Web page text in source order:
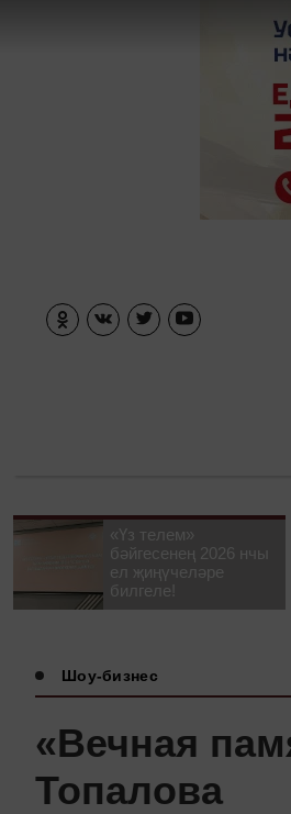
«Үз телем»
бәйгесенең 2026 нчы
ел җиңүчеләре
билгеле!
Шоу-бизнес
«Вечная
Топалова